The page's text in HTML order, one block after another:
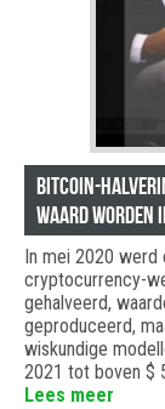
Bitcoin-
waard worden
In mei 2020
cryptocurrency-
gehalveerd,
geproduceerd,
wiskundige
2021 tot boven $
Lees meer